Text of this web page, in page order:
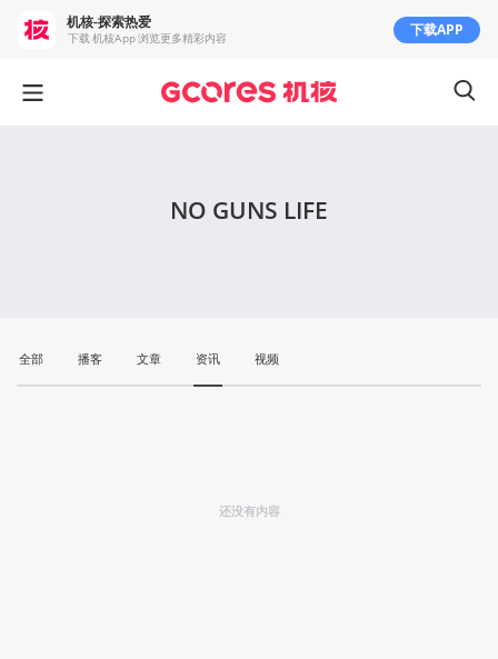
NO GUNS LIFE
全部 播客 文章 资讯 视频
还没有内容
机核-探索热爱
下载 机核App 浏览更多精彩内容 下载APP